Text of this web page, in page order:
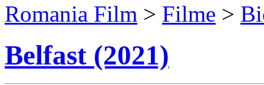
Romania Film > Filme >
Belfast (2021)